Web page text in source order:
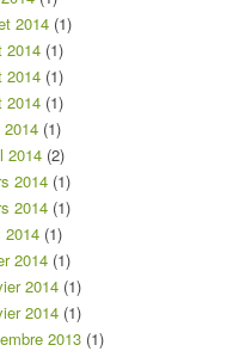
2014 (1)
2014 (1)
2014 (1)
2014 (1)
(1)
2014 (2)
2014 (1)
2014 (1)
2014 (1)
2014 (1)
2014 (1)
2014 (1)
2013 (1)